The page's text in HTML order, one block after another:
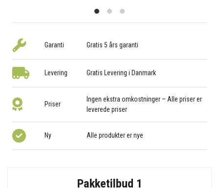
Garanti Gratis 5 års garanti
Levering Gratis Levering i Danmark
Priser
Ingen ekstra omkostninger – Alle priser er
leverede priser
Ny Alle produkter er nye
Pakketilbud 1